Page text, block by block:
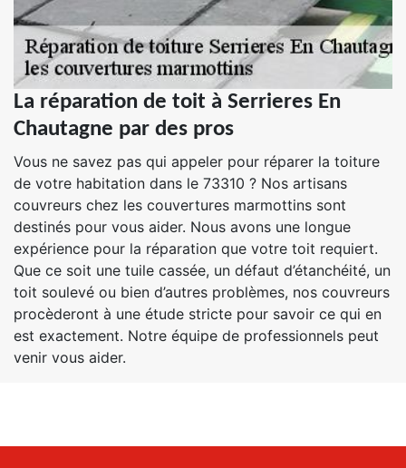
La réparation de toit à Serrieres En
Chautagne par des pros
Vous ne savez pas qui appeler pour réparer la toiture
de votre habitation dans le 73310 ? Nos artisans
couvreurs chez les couvertures marmottins sont
destinés pour vous aider. Nous avons une longue
expérience pour la réparation que votre toit requiert.
Que ce soit une tuile cassée, un défaut d’étanchéité, un
toit soulevé ou bien d’autres problèmes, nos couvreurs
procèderont à une étude stricte pour savoir ce qui en
est exactement. Notre équipe de professionnels peut
venir vous aider.